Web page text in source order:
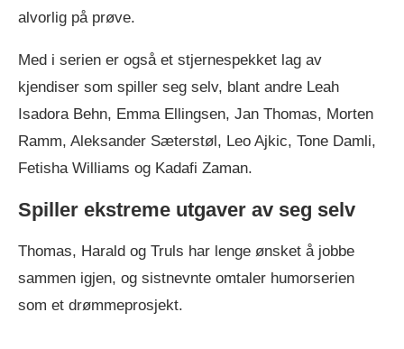
alvorlig på prøve.
Med i serien er også et stjernespekket lag av
kjendiser som spiller seg selv, blant andre Leah
Isadora Behn, Emma Ellingsen, Jan Thomas, Morten
Ramm, Aleksander Sæterstøl, Leo Ajkic, Tone Damli,
Fetisha Williams og Kadafi Zaman.
Spiller ekstreme utgaver av seg selv
Thomas, Harald og Truls har lenge ønsket å jobbe
sammen igjen, og sistnevnte omtaler humorserien
som et drømmeprosjekt.